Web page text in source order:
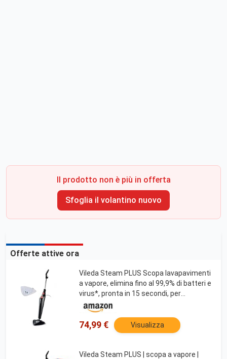
Il prodotto non è più in offerta
Sfoglia il volantino nuovo
Offerte attive ora
Vileda Steam PLUS Scopa lavapavimenti
a vapore, elimina fino al 99,9% di batteri e
virus*, pronta in 15 secondi, per
pavimenti e tappeti
74,99 € Visualizza
Vileda Steam PLUS | scopa a vapore |